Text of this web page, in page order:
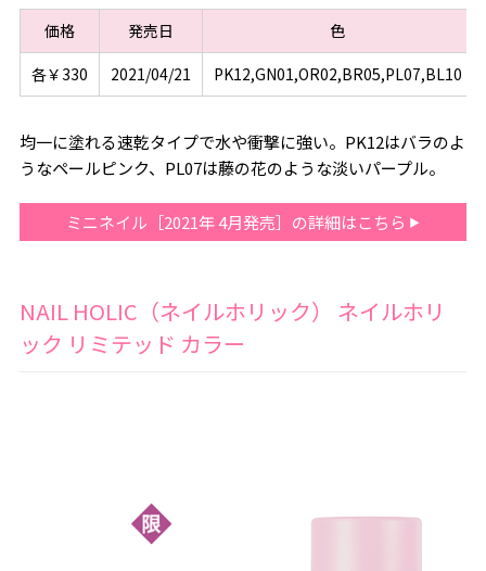
価格 発売日
色
各￥330
2021/04/21 PK12,GN01,OR02,BR05,PL07,BL10
均一に塗れる速乾タイプで水や衝撃に強い。PK12はバラのよ
うなペールピンク、PL07は藤の花のような淡いパープル。
ミニネイル［2021年 4月発売］の詳細はこちら
NAIL HOLIC（ネイルホリック） ネイルホリ
ック リミテッド カラー